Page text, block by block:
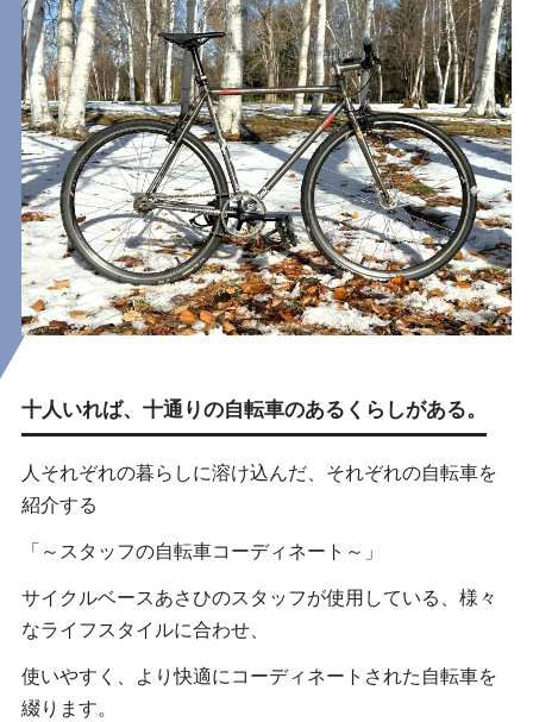
十人いれば、十通りの自転車のあるくらしがある。
人それぞれの暮らしに溶け込んだ、 それぞれの自転車を
紹介する
「～スタッフの自転車コーディネート～」
サイクルベースあさひのスタッフが使用している、様々
なライフスタイルに合わせ、
使いやすく、より快適にコーディネートされた自転車を
綴ります。